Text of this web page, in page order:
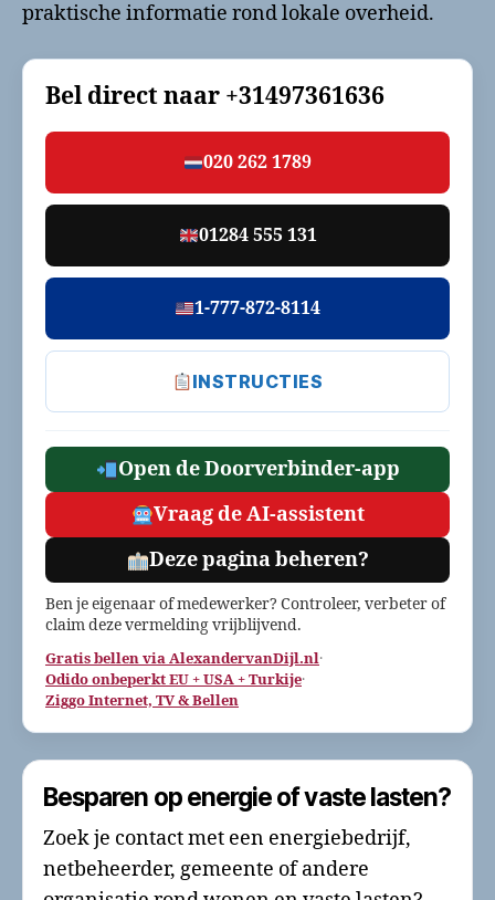
praktische informatie rond lokale overheid.
Bel direct naar +31497361636
020 262 1789
01284 555 131
1-777-872-8114
INSTRUCTIES
Open de Doorverbinder-app
Vraag de AI-assistent
Deze pagina beheren?
Ben je eigenaar of medewerker? Controleer, verbeter of
claim deze vermelding vrijblijvend.
Gratis bellen via AlexandervanDijl.nl·
Odido onbeperkt EU + USA + Turkije·
Ziggo Internet, TV & Bellen
Besparen op energie of vaste lasten?
Zoek je contact met een energiebedrijf,
netbeheerder, gemeente of andere